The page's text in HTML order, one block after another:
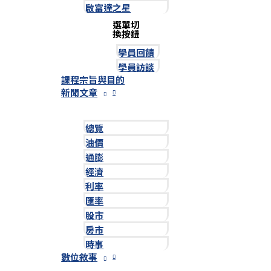
啟富達之星
選單切
換按鈕
學員回饋
學員訪談
課程宗旨與目的
新聞文章
總覽
油價
通膨
經濟
利率
匯率
股市
房市
時事
數位敘事